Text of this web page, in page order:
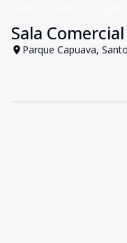
Sala
Parque Capuava,